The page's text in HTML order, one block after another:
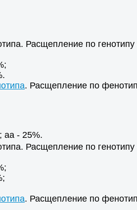
Расщепление по генотипу
. Расщепление по
аа - 25%.
Расщепление по генотипу
. Расщепление по